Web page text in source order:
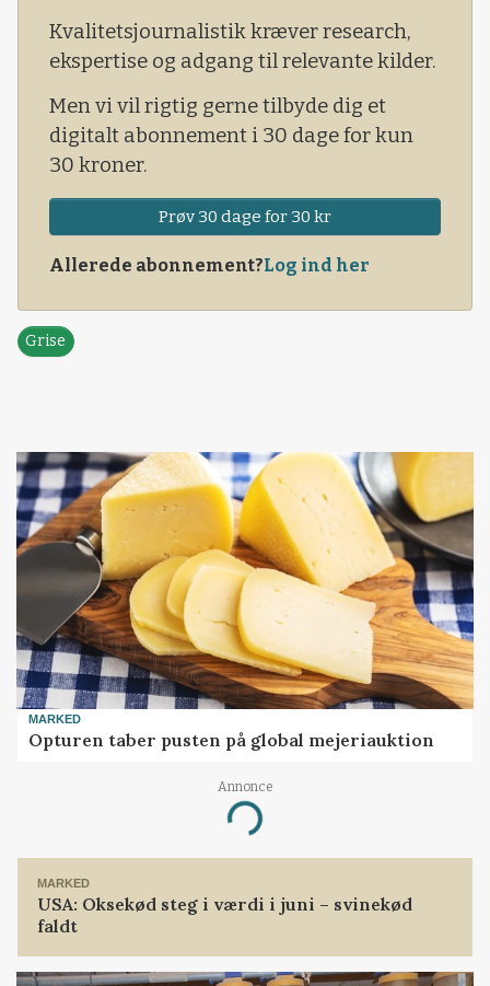
pr. gris.
Kvalitetsjournalistik kræver research,
ekspertise og adgang til relevante kilder.
Men vi vil rigtig gerne tilbyde dig et
digitalt abonnement i 30 dage for kun
30 kroner.
Prøv 30 dage for 30 kr
Allerede abonnement?Log ind her
Grise
MARKED
Opturen taber pusten på global mejeriauktion
Annonce
Loading...
MARKED
USA: Oksekød steg i værdi i juni – svinekød
faldt